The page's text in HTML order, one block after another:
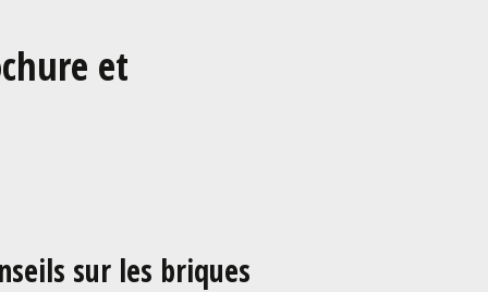
et
sur les briques